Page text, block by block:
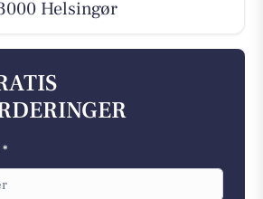
Helsingør